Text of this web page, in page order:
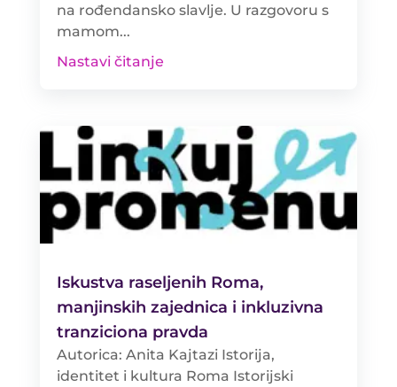
na rođendansko slavlje. U razgovoru s
mamom...
Nastavi čitanje
Iskustva raseljenih Roma,
manjinskih zajednica i inkluzivna
tranziciona pravda
Autorica: Anita Kajtazi Istorija,
identitet i kultura Roma Istorijski